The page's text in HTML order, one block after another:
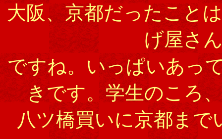
大阪、京都だったこと
げ屋さ
ですね。いっぱいあっ
きです。学生のころ
八ツ橋買いに京都ま